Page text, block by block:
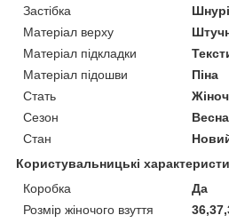
Застібка
Матеріал верху
Матеріал підкладки
Матеріал підошви
Піна
Стать
Сезон
Стан
Користувальницькі
Коробка
Да
Розмір жіночого взуття